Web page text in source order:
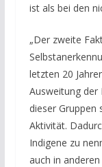
ist als bei den
„Der zweite
letzten 20
Ausweitung der
dieser Gruppen
Aktivität.
Indigene zu
auch in